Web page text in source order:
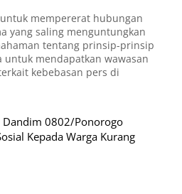
mempererat hubungan
yang saling menguntungkan
tentang prinsip-prinsip
mendapatkan wawasan
kebebasan pers di
Dandim 0802/Ponorogo
Kepada Warga Kurang